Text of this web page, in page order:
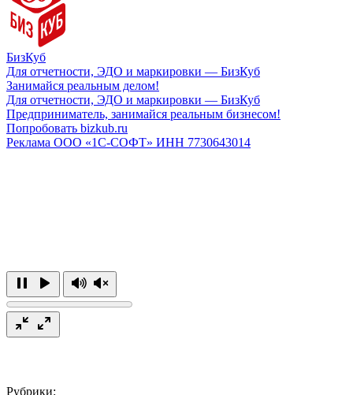
БизКуб
Для отчетности, ЭДО и маркировки — БизКуб
Занимайся реальным делом!
Для отчетности, ЭДО и маркировки — БизКуб
Предприниматель, занимайся реальным бизнесом!
Попробовать bizkub.ru
Реклама ООО «1С-СОФТ» ИНН 7730643014
Рубрики: